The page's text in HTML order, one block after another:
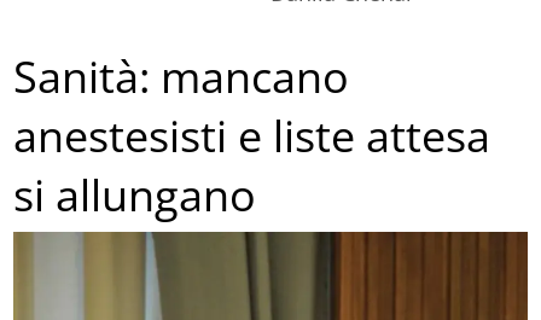
Sanità: mancano
anestesisti e liste attesa
si allungano